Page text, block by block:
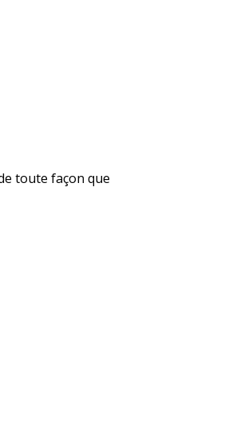
toute façon que